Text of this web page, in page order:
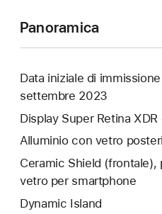
Panoramica
Data iniziale di
settembre 2023
Display Super Retina
Alluminio con vetro
Ceramic Shield (frontale),
vetro per smartphone
Dynamic Island